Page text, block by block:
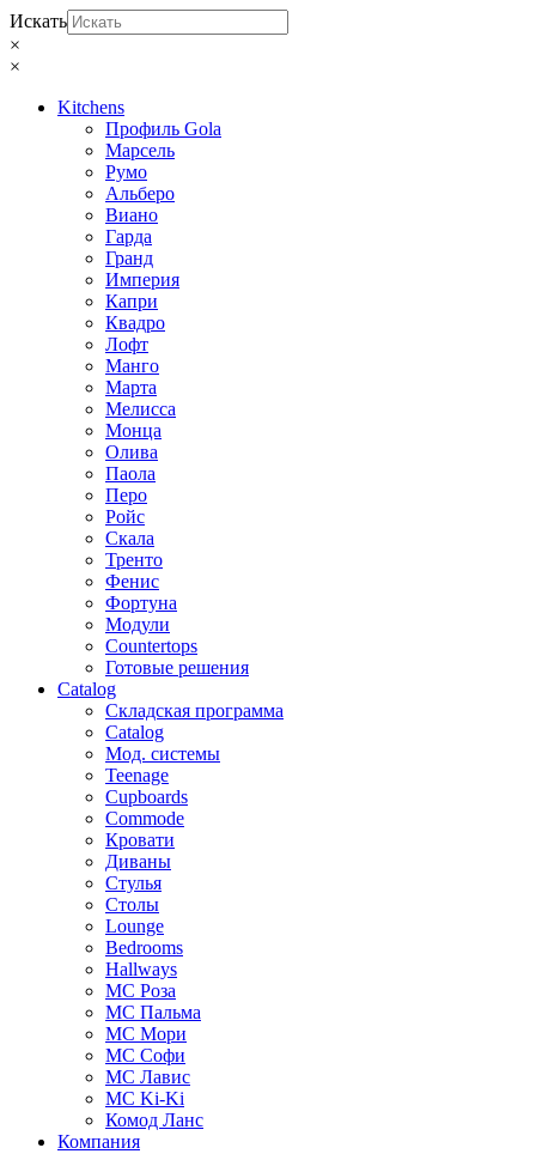
Искать
×
×
Kitchens
Профиль Gola
Марсель
Румо
Альберо
Виано
Гарда
Гранд
Империя
Капри
Квадро
Лофт
Манго
Марта
Мелисса
Монца
Олива
Паола
Перо
Ройс
Скала
Тренто
Фенис
Фортуна
Модули
Countertops
Готовые решения
Catalog
Складская программа
Catalog
Мод. системы
Teenage
Cupboards
Commode
Кровати
Диваны
Стулья
Столы
Lounge
Bedrooms
Hallways
МС Роза
МС Пальма
МС Мори
МС Софи
МС Лавис
МС Ki-Ki
Комод Ланс
Компания